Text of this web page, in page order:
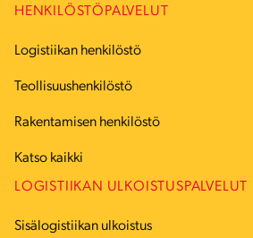
HENKILÖSTÖPALVELUT
Logistiikan henkilöstö
Teollisuushenkilöstö
Rakentamisen henkilöstö
Katso kaikki
LOGISTIIKAN ULKOISTUSPALVELUT
Sisälogistiikan ulkoistus